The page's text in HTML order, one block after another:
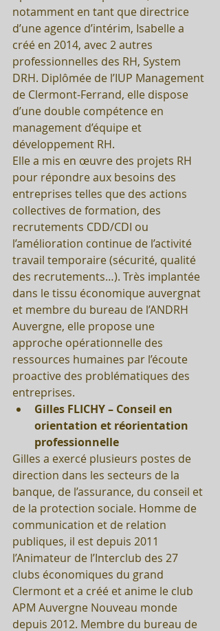
notamment en tant que directrice
d’une agence d’intérim, Isabelle a
créé en 2014, avec 2 autres
professionnelles des RH, System
DRH. Diplômée de l’IUP Management
de Clermont-Ferrand, elle dispose
d’une double compétence en
management d’équipe et
développement RH.
Elle a mis en œuvre des projets RH
pour répondre aux besoins des
entreprises telles que des actions
collectives de formation, des
recrutements CDD/CDI ou
l’amélioration continue de l’activité
travail temporaire (sécurité, qualité
des recrutements…). Très implantée
dans le tissu économique auvergnat
et membre du bureau de l’ANDRH
Auvergne, elle propose une
approche opérationnelle des
ressources humaines par l’écoute
proactive des problématiques des
entreprises.
Gilles FLICHY – Conseil en
orientation et réorientation
professionnelle
Gilles a exercé plusieurs postes de
direction dans les secteurs de la
banque, de l’assurance, du conseil et
de la protection sociale. Homme de
communication et de relation
publiques, il est depuis 2011
l’Animateur de l’Interclub des 27
clubs économiques du grand
Clermont et a créé et anime le club
APM Auvergne Nouveau monde
depuis 2012. Membre du bureau de